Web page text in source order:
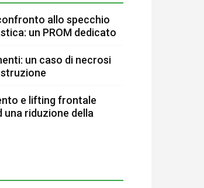
allo specchio
un PROM dedicato
un caso di necrosi
e lifting frontale
una riduzione della